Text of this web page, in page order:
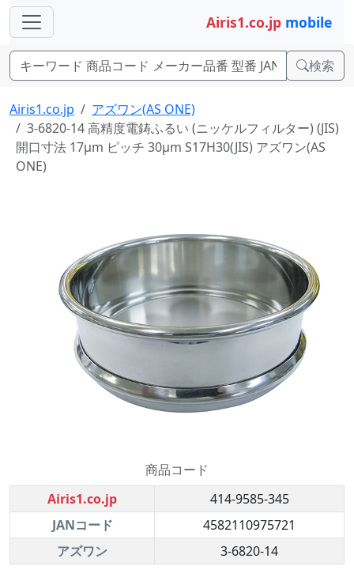
Airis1.co.jp mobile
検索
Airis1.co.jp
アズワン(AS ONE)
3-6820-14 高精度電鋳ふるい (ニッケルフィルター) (JIS)
開口寸法 17μm ピッチ 30μm S17H30(JIS) アズワン(AS
ONE)
商品コード
Airis1.co.jp
414-9585-345
JANコード
4582110975721
アズワン
3-6820-14